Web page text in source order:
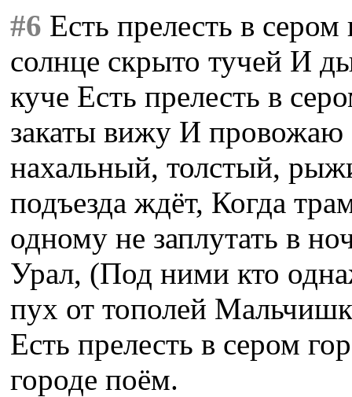
#6 Есть прелесть в
солнце скрыто тучей И
куче Есть прелесть в
закаты вижу И
нахальный, толстый,
подъезда ждёт, Когда
одному не заплутать в
Урал, (Под ними кто
пух от тополей
Есть прелесть в сером
городе поём.